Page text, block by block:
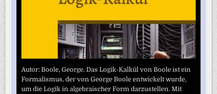
Autor: Boole, George. Das Logik-Kalkül von Boole ist ein
Formalismus, der von George Boole entwickelt wurde,
um die Logik in algebraischer Form darzustellen. Mit